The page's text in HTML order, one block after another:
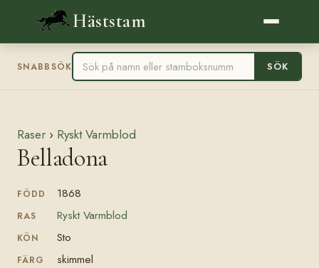
Häststam
SNABBSÖK SÖK
Raser › Ryskt Varmblod
Belladona
FÖDD 1868
RAS Ryskt Varmblod
KÖN Sto
FÄRG skimmel